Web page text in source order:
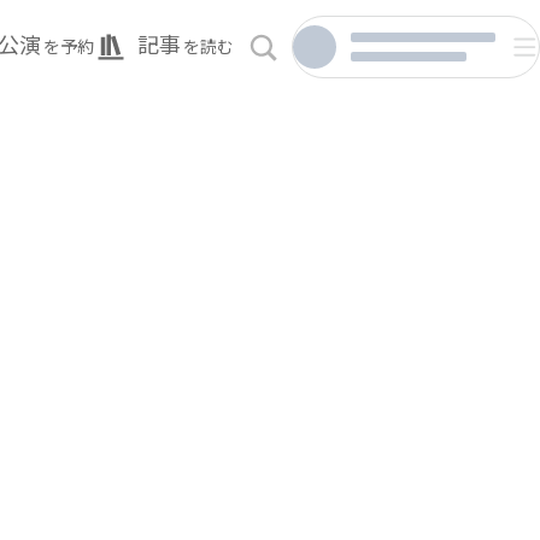
公演 を予約 記事 を読む